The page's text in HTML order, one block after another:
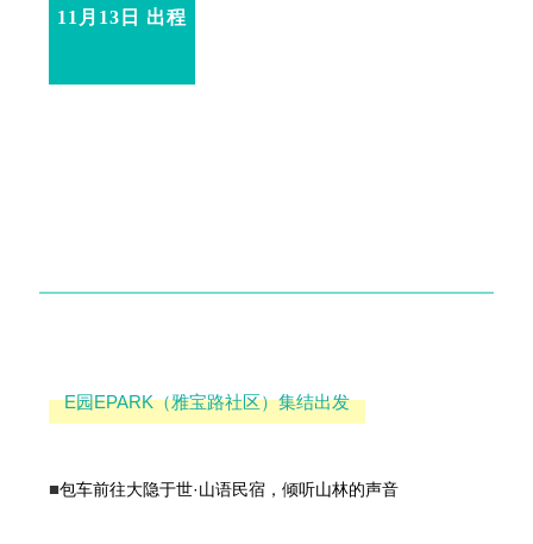
11月13日 出程
E园EPARK（雅宝路社区）集结出发
■包车前往大隐于世·山语民宿，倾听山林的声音